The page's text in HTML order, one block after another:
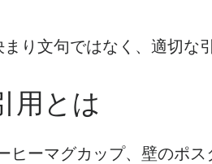
り文句ではなく、適切な
用とは
ヒーマグカップ、壁のポ